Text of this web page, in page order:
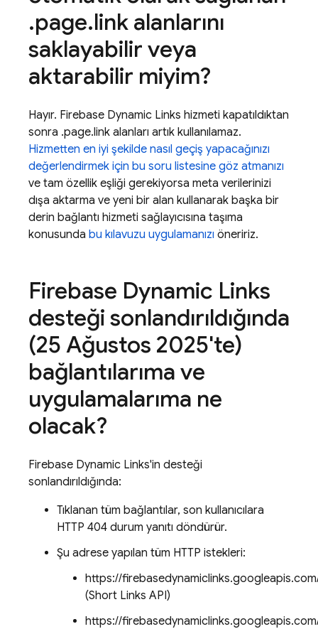
.page.link alanlarını
saklayabilir veya
aktarabilir miyim?
Hayır. Firebase Dynamic Links hizmeti kapatıldıktan
sonra .page.link alanları artık kullanılamaz.
Hizmetten en iyi şekilde nasıl geçiş yapacağınızı
değerlendirmek için bu soru listesine göz atmanızı
ve tam özellik eşliği gerekiyorsa meta verilerinizi
dışa aktarma ve yeni bir alan kullanarak başka bir
derin bağlantı hizmeti sağlayıcısına taşıma
konusunda bu kılavuzu uygulamanızı öneririz.
Firebase Dynamic Links
desteği sonlandırıldığında
(25 Ağustos 2025'te)
bağlantılarıma ve
uygulamalarıma ne
olacak?
Firebase Dynamic Links'in desteği
sonlandırıldığında:
Tıklanan tüm bağlantılar, son kullanıcılara
HTTP 404 durum yanıtı döndürür.
Şu adrese yapılan tüm HTTP istekleri:
https://
(Short Links API)
https://